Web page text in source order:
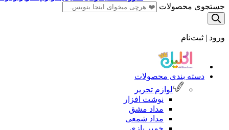
جستجوی محصولات
ورود | ثبت‌نام
دسته بندی محصولات
لوازم تحریر
نوشت افزار
مداد مشق
مداد شمعی
خمیر بازی